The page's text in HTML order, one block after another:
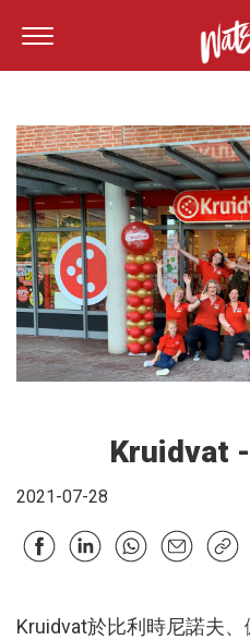
Kruidvat
2021-07-28
Kruidvat於比利時尼諾夫